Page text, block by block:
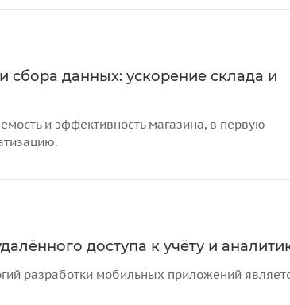
сбора данных: ускорение склада и
и эффективность магазина, в первую
доступа к учёту и
разработки мобильных приложений